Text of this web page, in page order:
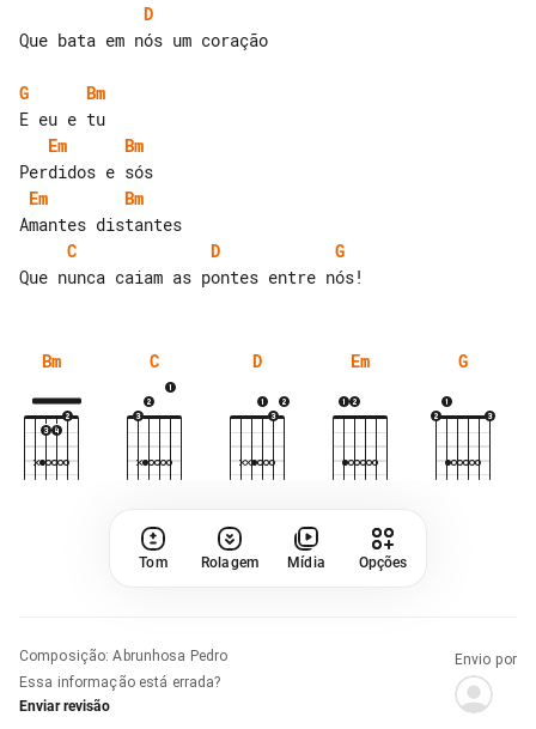
D
Que bata em nós um coração
G
Bm
Em
Bm
Em
Bm
C
D
G
Bm C D Em G
Tom Rolagem Mídia Opções
Composição:Abrunhosa Pedro
Essa informação está errada?
Enviar revisão
Envio por